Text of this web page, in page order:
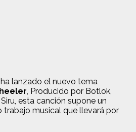
lanzado el nuevo tema
, Producido por Botlok,
esta canción supone un
trabajo musical que llevará por